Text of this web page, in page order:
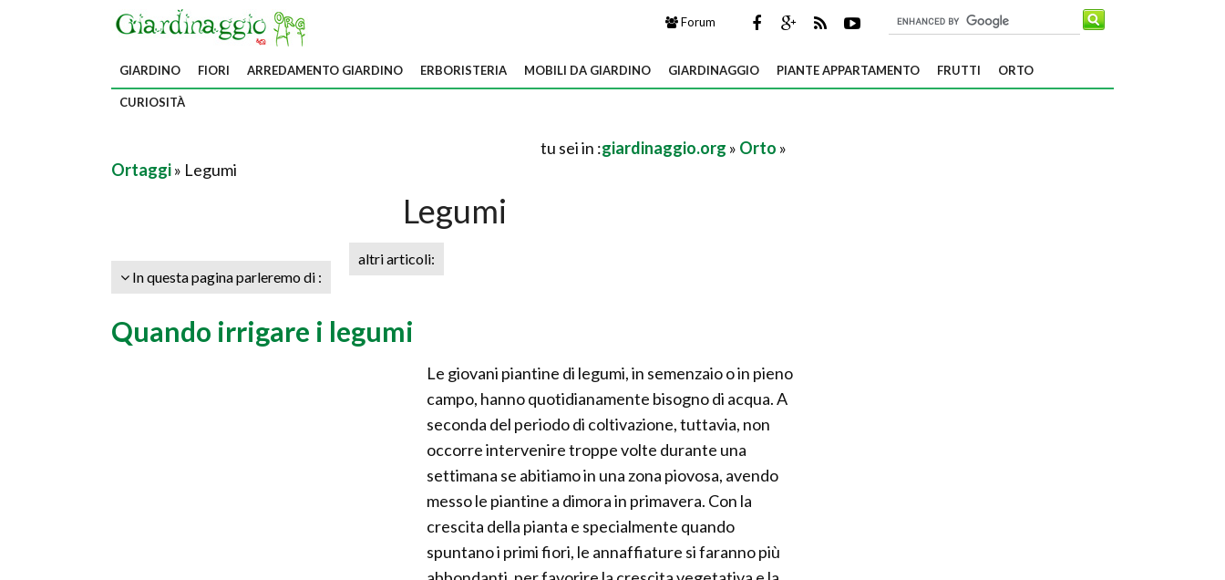
Forum
GIARDINO FIORI ARREDAMENTO GIARDINO ERBORISTERIA MOBILI DA GIARDINO GIARDINAGGIO PIANTE APPARTAMENTO FRUTTI ORTO
CURIOSITÀ
tu sei in :giardinaggio.org » Orto »
Ortaggi» Legumi
Legumi
In questa pagina parleremo di :
altri articoli:
Quando irrigare i legumi
Le giovani piantine di legumi, in semenzaio o in pieno
campo, hanno quotidianamente bisogno di acqua. A
seconda del periodo di coltivazione, tuttavia, non
occorre intervenire troppe volte durante una
settimana se abitiamo in una zona piovosa, avendo
messo le piantine a dimora in primavera. Con la
crescita della pianta e specialmente quando
spuntano i primi fiori, le annaffiature si faranno più